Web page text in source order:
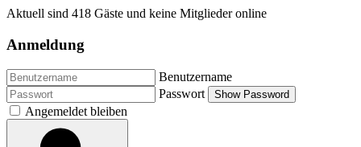
Aktuell sind 418 Gäste und keine Mitglieder online
Anmeldung
Benutzername
Passwort
Show Password
Angemeldet bleiben